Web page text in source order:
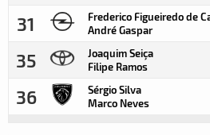
31
Frederico Figueiredo de
André Gaspar
35
Joaquim Seiça
Filipe Ramos
36
Sérgio Silva
Marco Neves